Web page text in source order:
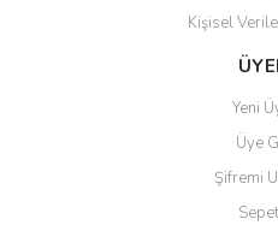
Kişisel
Yeni
Üye
Şifremi